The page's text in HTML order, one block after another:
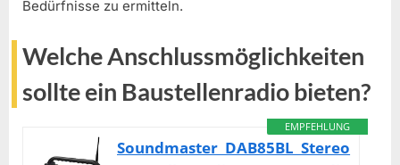
Bedürfnisse zu ermitteln.
Welche Anschlussmöglichkeiten
sollte ein Baustellenradio bieten?
EMPFEHLUNG
Soundmaster DAB85BL Stereo